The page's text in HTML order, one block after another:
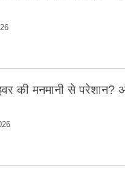
की मनमानी से